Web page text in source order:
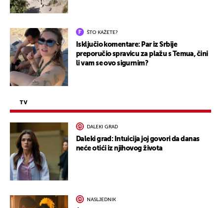
ŠTO KAŽETE?
Isključio komentare: Par iz Srbije
preporučio spravicu za plažu s Temua, čini
li vam se ovo sigurnim?
TV
DALEKI GRAD
Daleki grad: Intuicija joj govori da danas
neće otići iz njihovog života
NASLJEDNIK